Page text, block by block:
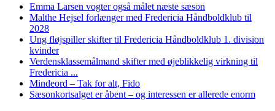
Emma Larsen vogter også målet næste sæson
Malthe Hejsel forlænger med Fredericia Håndboldklub til
2028
Ung fløjspiller skifter til Fredericia Håndboldklub 1. division
kvinder
Verdensklassemålmand skifter med øjeblikkelig virkning til
Fredericia ...
Mindeord – Tak for alt, Fido
Sæsonkortsalget er åbent – og interessen er allerede enorm